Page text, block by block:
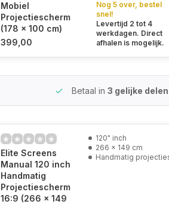
Mobiel
Projectiescherm
(178 x 100 cm)
399,00
Nog 5 over, bestel
snel!
Levertijd 2 tot 4
werkdagen. Direct
afhalen is mogelijk.
Betaal in 3 gelijke
Elite Screens
Manual 120 inch
Handmatig
Projectiescherm
16:9 (266 x 149
120" inch
266 x 149 cm
Handmatig